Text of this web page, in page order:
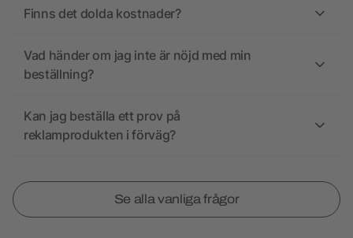
Finns det dolda kostnader?
Vad händer om jag inte är nöjd med min
beställning?
Kan jag beställa ett prov på
reklamprodukten i förväg?
Se alla vanliga frågor